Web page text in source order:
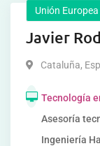
Unión Europea
Javier
Cataluña,
Tecnología
Asesoría
Ingeniería